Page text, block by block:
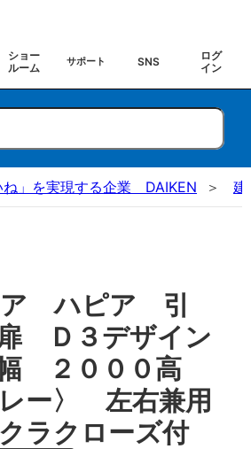
ショー
ルーム
サポート SNS
ログ
イン
ね」を実現する企業 DAIKEN 建
ア ハピア 引
Ｄ３デザイン
幅 ２０００高
レー〉 左右兼用
ラクローズ付